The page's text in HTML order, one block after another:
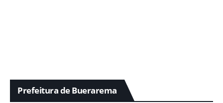
Prefeitura de Buerarema